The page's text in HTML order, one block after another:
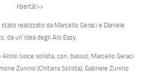
libertà!>>
stato realizzato da Marcello Geraci e Daniele
, da un’idea degli Alo Eazy.
Aloisi (voce solista, cori, basso), Marcello Geraci
Zunino (Chitarra Solista), Gabriele Zunino